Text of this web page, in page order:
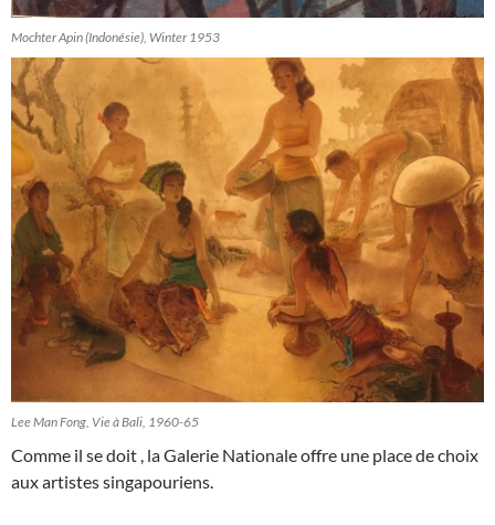
Mochter Apin (Indonésie), Winter 1953
Lee Man Fong, Vie à Bali, 1960-65
Comme il se doit , la Galerie Nationale offre une place de choix
aux artistes singapouriens.